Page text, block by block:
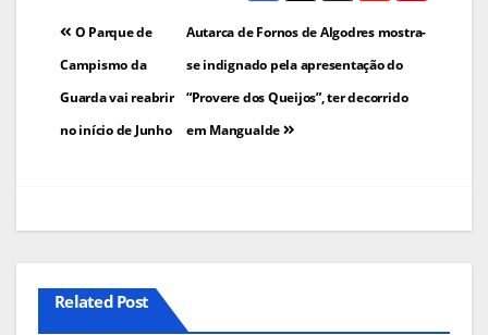
Navegação
de
artigos
Autarca de Fornos de Algodres mostra-
se indignado pela apresentação do
“Provere dos Queijos”, ter decorrido
em Mangualde
O Parque de
Campismo da
Guarda vai reabrir
no início de Junho
Related Post